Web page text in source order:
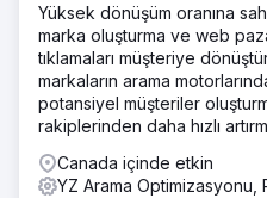
Yüksek dönüşüm oranına
marka oluşturma ve web
tıklamaları müşteriye
markaların arama
potansiyel müşteriler
rakiplerinden daha hızlı
Canada içinde etkin
YZ Arama Optimizasyonu,